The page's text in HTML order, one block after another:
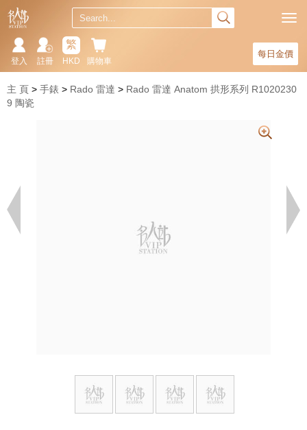
每日金價
購物車
繁
HKD
註冊
登入
主 頁 手錶 Rado 雷達
Rado 雷達 Anatom 拱形系列 R1020230
9 陶瓷